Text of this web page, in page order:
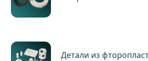
Детали из